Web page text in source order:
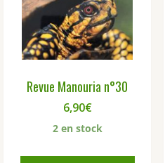
Revue Manouria n°30
6,90€
2 en stock